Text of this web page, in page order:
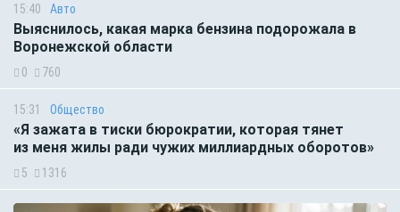
15:40 Авто
Выяснилось, какая марка бензина подорожала в
Воронежской области
0 760
15:31 Общество
«Я зажата в тиски бюрократии, которая тянет
из меня жилы ради чужих миллиардных оборотов»
5 1316